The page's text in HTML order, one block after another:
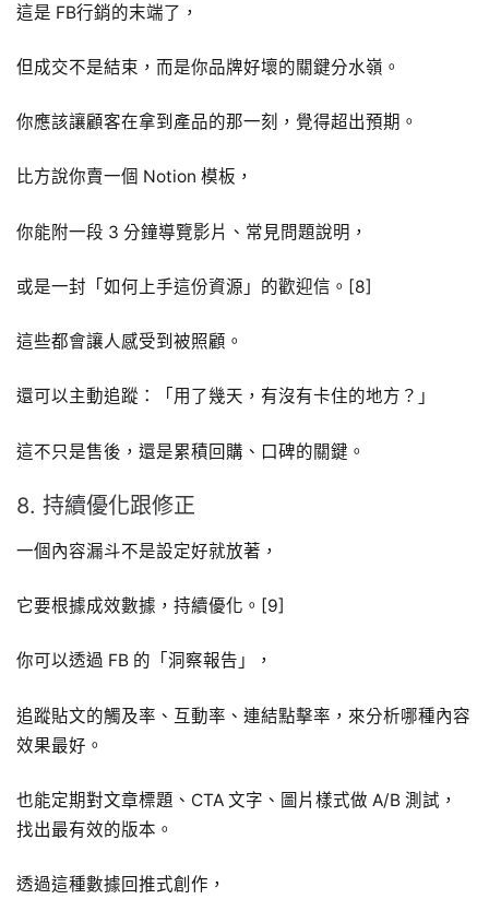
這是 FB行銷的末端了，
但成交不是結束，而是你品牌好壞的關鍵分水嶺。
你應該讓顧客在拿到產品的那一刻，覺得超出預期。
比方說你賣一個 Notion 模板，
你能附一段 3 分鐘導覽影片、常見問題說明，
或是一封「如何上手這份資源」的歡迎信。[8]
這些都會讓人感受到被照顧。
還可以主動追蹤：「用了幾天，有沒有卡住的地方？」
這不只是售後，還是累積回購、口碑的關鍵。
8. 持續優化跟修正
一個內容漏斗不是設定好就放著，
它要根據成效數據，持續優化。[9]
你可以透過 FB 的「洞察報告」，
追蹤貼文的觸及率、互動率、連結點擊率，來分析哪種內容
效果最好。
也能定期對文章標題、CTA 文字、圖片樣式做 A/B 測試，
找出最有效的版本。
透過這種數據回推式創作，